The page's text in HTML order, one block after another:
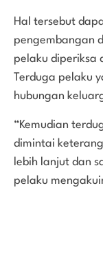
Hal tersebut
pengembangan
pelaku diperiksa
Terduga pelaku
hubungan
“Kemudian
dimintai
lebih lanjut dan
pelaku